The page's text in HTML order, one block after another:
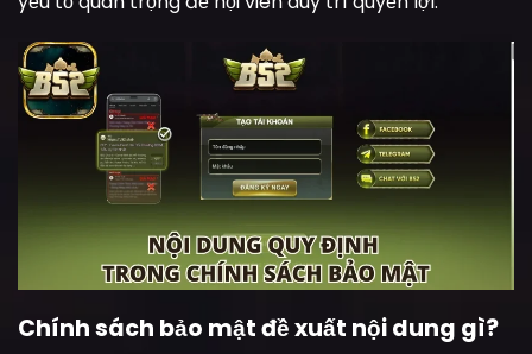
Chính sách bảo mật đề xuất nội dung gì?